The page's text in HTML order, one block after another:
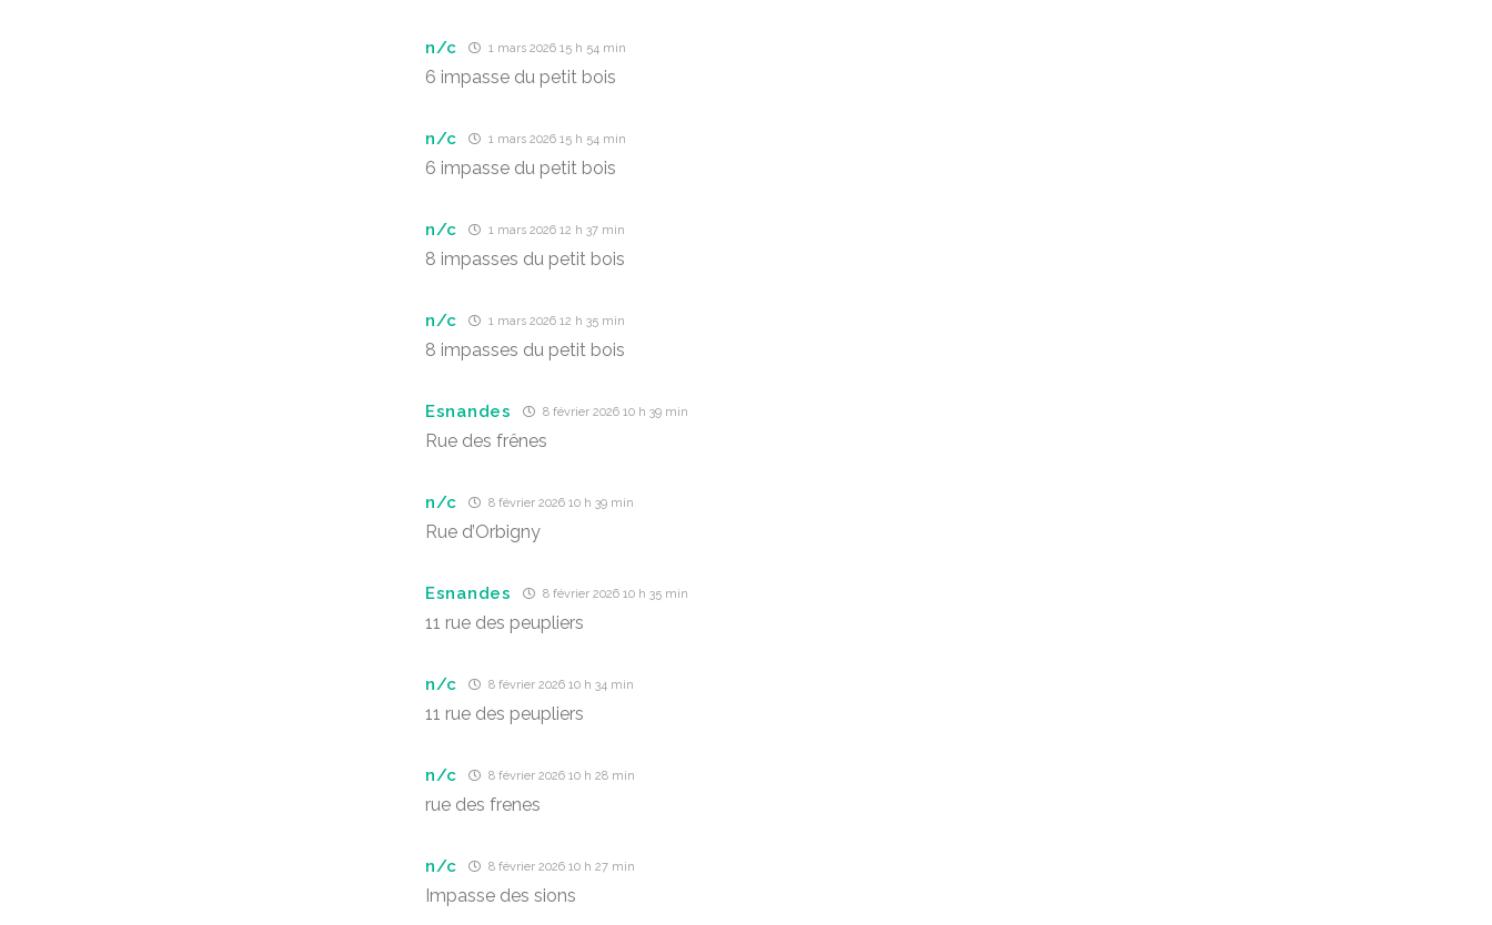
n/c 1 mars 2026 15 h 54 min
6 impasse du petit bois
n/c 1 mars 2026 15 h 54 min
6 impasse du petit bois
n/c 1 mars 2026 12 h 37 min
8 impasses du petit bois
n/c 1 mars 2026 12 h 35 min
8 impasses du petit bois
Esnandes 8 février 2026 10 h 39 min
Rue des frênes
n/c 8 février 2026 10 h 39 min
Rue d’Orbigny
Esnandes 8 février 2026 10 h 35 min
11 rue des peupliers
n/c 8 février 2026 10 h 34 min
11 rue des peupliers
n/c 8 février 2026 10 h 28 min
rue des frenes
n/c 8 février 2026 10 h 27 min
Impasse des sions